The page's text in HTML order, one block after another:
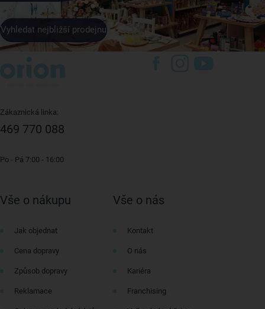
Vyhledat nejbližší prodejnu
Zákaznická linka:
469 770 088
Po - Pá 7:00 - 16:00
Vše o nákupu
Jak objednat
Cena dopravy
Způsob dopravy
Reklamace
Vše o nás
Kontakt
O nás
Kariéra
Franchising